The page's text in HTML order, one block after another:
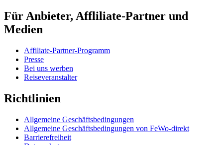
Für Anbieter, Affliliate-Partner und
Medien
Affiliate-Partner-Programm
Presse
Bei uns werben
Reiseveranstalter
Richtlinien
Allgemeine Geschäftsbedingungen
Allgemeine Geschäftsbedingungen von FeWo-direkt
Barrierefreiheit